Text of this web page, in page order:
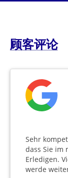
顾客评论
Sehr
dass Sie im
Erledigen.
werde